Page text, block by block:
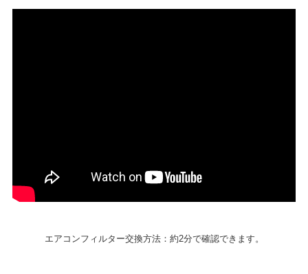
エアコンフィルター交換方法：約2分で確認できます。